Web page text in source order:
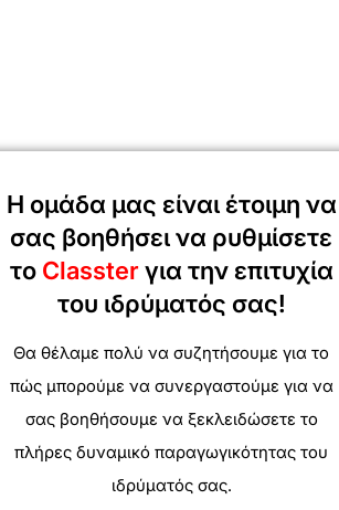
Η ομάδα μας είναι έτοιμη να
σας βοηθήσει να ρυθμίσετε
το Classterγια την επιτυχία
του ιδρύματός σας!
Θα θέλαμε πολύ να συζητήσουμε για το
πώς μπορούμε να συνεργαστούμε για να
σας βοηθήσουμε να ξεκλειδώσετε το
πλήρες δυναμικό παραγωγικότητας του
ιδρύματός σας.